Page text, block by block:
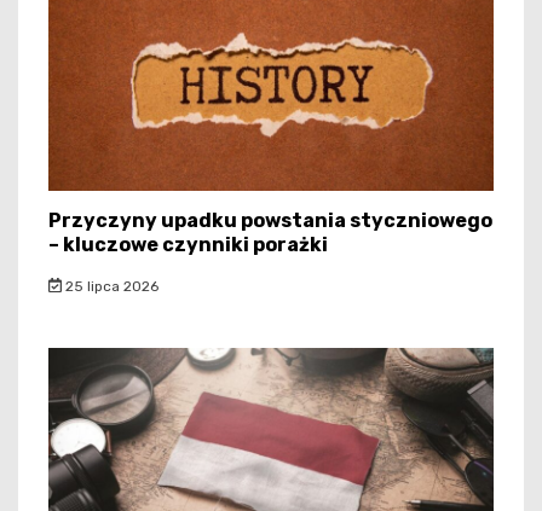
Przyczyny upadku powstania styczniowego
– kluczowe czynniki porażki
25 lipca 2026